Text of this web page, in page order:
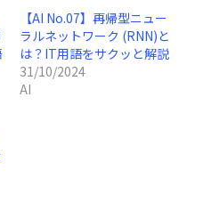
【AI No.07】再帰型ニュー
ラルネットワーク (RNN)と
は？IT用語をサクッと解説
31/10/2024
AI